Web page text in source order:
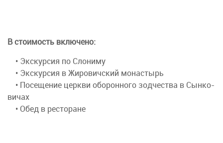
В стоимость включено:
• Экс­кур­сия по Сло­ни­му
• Экс­кур­сия в Жи­ро­вич­ский мо­на­стырь
• По­се­ще­ние церк­ви обо­рон­но­го зод­че­ства в Сын­ко­
ви­чах
• Обед в ре­сто­ра­не